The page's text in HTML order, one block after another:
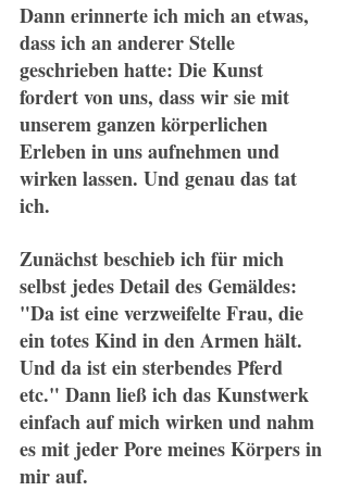
Dann erinnerte ich mich an etwas,
dass ich an anderer Stelle
geschrieben hatte: Die Kunst
fordert von uns, dass wir sie mit
unserem ganzen körperlichen
Erleben in uns aufnehmen und
wirken lassen. Und genau das tat
ich.
Zunächst beschieb ich für mich
selbst jedes Detail des Gemäldes:
"Da ist eine verzweifelte Frau, die
ein totes Kind in den Armen hält.
Und da ist ein sterbendes Pferd
etc." Dann ließ ich das Kunstwerk
einfach auf mich wirken und nahm
es mit jeder Pore meines Körpers in
mir auf.